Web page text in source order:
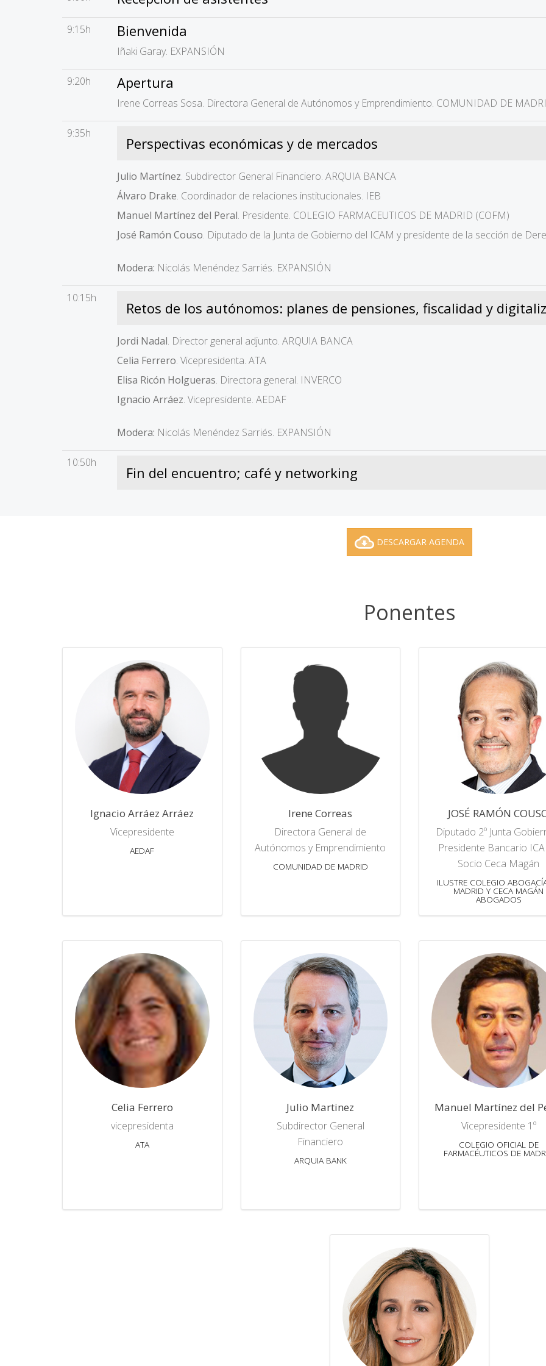
9:15h Bienvenida
Iñaki Garay. EXPANSIÓN
9:20h Apertura
Irene Correas Sosa. Directora General de Autónomos y Emprendimiento. COMUNIDAD DE
9:35h
Perspectivas económicas y de mercados
Julio Martínez. Subdirector General Financiero. ARQUIA BANCA
Álvaro Drake. Coordinador de relaciones institucionales. IEB
Manuel Martínez del Peral. Presidente. COLEGIO FARMACEUTICOS DE MADRID (COFM)
José Ramón Couso. Diputado de la Junta de Gobierno del ICAM y presidente de la sección de
Modera: Nicolás Menéndez Sarriés. EXPANSIÓN
10:15h
Retos de los autónomos: planes de pensiones, fiscalidad y
Jordi Nadal. Director general adjunto. ARQUIA BANCA
Celia Ferrero. Vicepresidenta. ATA
Elisa Ricón Holgueras. Directora general. INVERCO
Ignacio Arráez. Vicepresidente. AEDAF
Modera: Nicolás Menéndez Sarriés. EXPANSIÓN
10:50h
Fin del encuentro; café y networking
DESCARGAR AGENDA
Ponentes
Ignacio Arráez Arráez
Vicepresidente
AEDAF
Irene Correas
Directora General de
Autónomos y Emprendimiento
COMUNIDAD DE MADRID
JOSÉ RAMÓN
Diputado 2º Junta
Presidente Bancario
Socio Ceca Magán
ILUSTRE COLEGIO
MADRID Y CECA MAGÁN
ABOGADOS
Celia Ferrero
vicepresidenta
ATA
Julio Martinez
Subdirector General
Financiero
ARQUIA BANK
Manuel Martínez del
Vicepresidente 1º
COLEGIO OFICIAL DE
FARMACÉUTICOS DE